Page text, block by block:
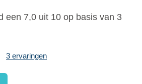
een 7,0 uit 10 op basis van 3
3 ervaringen